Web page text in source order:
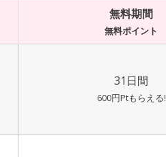
無料期間
無料ポイント
31日間
600円Ptもらえる!